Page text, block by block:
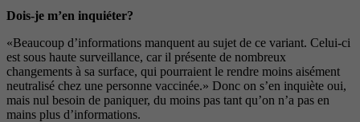
Dois-je m’en inquiéter?
«Beaucoup d’informations manquent au sujet de ce variant. Celui-ci
est sous haute surveillance, car il présente de nombreux
changements à sa surface, qui pourraient le rendre moins aisément
neutralisé chez une personne vaccinée.» Donc on s’en inquiète oui,
mais nul besoin de paniquer, du moins pas tant qu’on n’a pas en
mains plus d’informations.